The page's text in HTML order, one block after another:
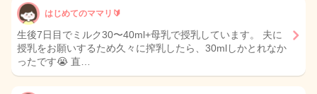
はじめてのママリ🔰
生後7日目でミルク30〜40ml+母乳で授乳しています。 夫に
授乳をお願いするため久々に搾乳したら、30mlしかとれなか
ったです😭 直…